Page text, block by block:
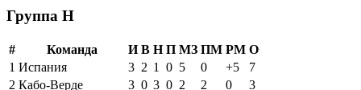
Группа H
# Команда И В Н П МЗ ПМ РМ О
1 Испания 3 2 1 0 5 0 +5
7
2 Кабо-Верде 3 0 3 0 2 2 0
3